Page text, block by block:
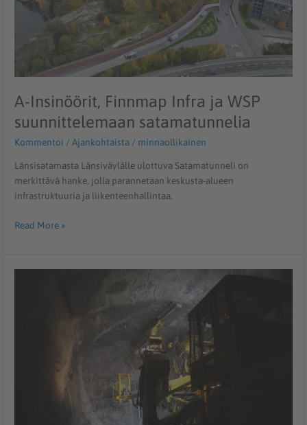
A-Insinöörit, Finnmap Infra ja WSP
suunnittelemaan satamatunnelia
Kommentoi /Ajankohtaista / minnaollikainen
Länsisatamasta Länsiväylälle ulottuva Satamatunneli on
merkittävä hanke, jolla parannetaan keskusta-alueen
infrastruktuuria ja liikenteenhallintaa.
Read More »